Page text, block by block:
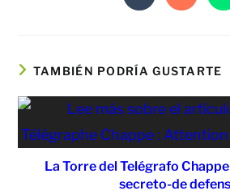
TAMBIÉN PODRÍA GUSTARTE
La Torre del Telégrafo
secreto-de